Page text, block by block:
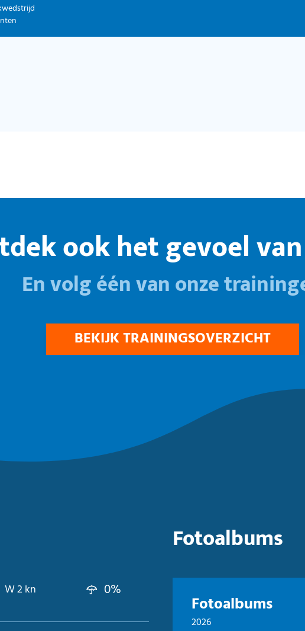
ook het gevoel
En volg één van onze
BEKIJK TRAININGSOVERZICHT
W 2 kn 0%
Fotoalbums
Fotoalbums
2026